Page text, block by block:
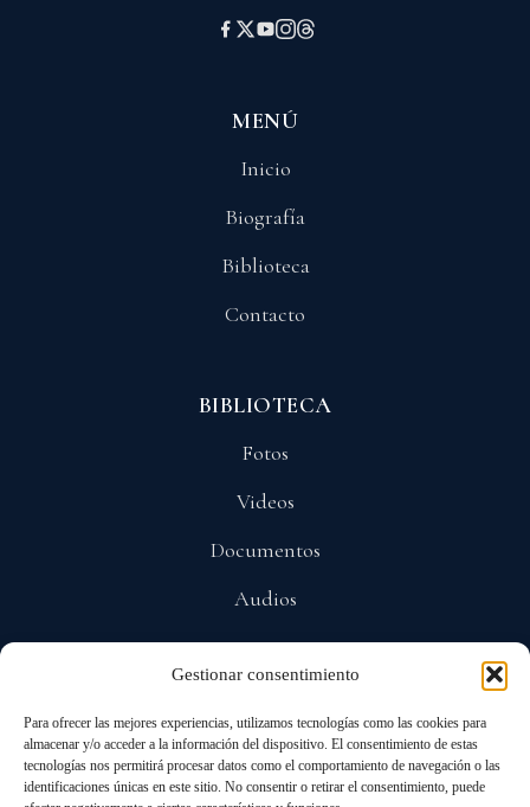
Gestionar consentimiento
Para ofrecer las mejores experiencias, utilizamos tecnologías como las cookies para
almacenar y/o acceder a la información del dispositivo. El consentimiento de estas
tecnologías nos permitirá procesar datos como el comportamiento de navegación o las
identificaciones únicas en este sitio. No consentir o retirar el consentimiento, puede
MENÚ
Inicio
Biografía
Biblioteca
Contacto
BIBLIOTECA
Fotos
Videos
Documentos
Audios
Privacidad
Protección De Datos